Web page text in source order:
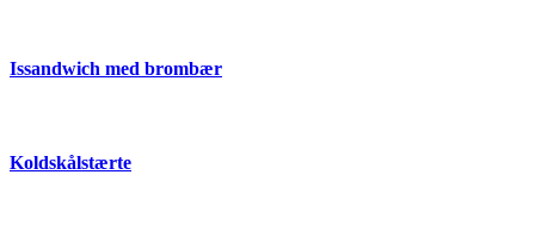
Issandwich med brombær
Koldskålstærte